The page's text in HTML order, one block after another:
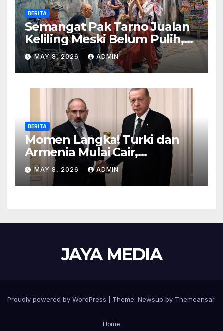
BERITA
Semangat Pak Tarno Jualan
Keliling Meski Belum Pulih,
Tetap Menghibur dan Cari
Nafkah
MAY 8, 2026 ADMIN
BERITA
Momen Langka! Turki dan
Armenia Mulai Cair,
Perbatasan Siap Dibuka
MAY 8, 2026 ADMIN
JAYA MEDIA
Proudly powered by WordPress Theme: Newsup by Themeansar.
Home